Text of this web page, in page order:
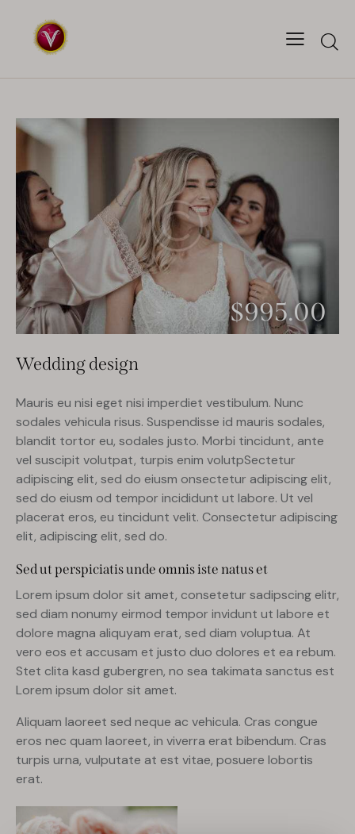
$995.00
Wedding design
Mauris eu nisi eget nisi imperdiet vestibulum. Nunc
sodales vehicula risus. Suspendisse id mauris sodales,
blandit tortor eu, sodales justo. Morbi tincidunt, ante
vel suscipit volutpat, turpis enim volutpSectetur
adipiscing elit, sed do eiusm onsectetur adipiscing elit,
sed do eiusm od tempor incididunt ut labore. Ut vel
placerat eros, eu tincidunt velit. Consectetur adipiscing
elit, adipiscing elit, sed do.
Sed ut perspiciatis unde omnis iste natus et
Lorem ipsum dolor sit amet, consetetur sadipscing elitr,
sed diam nonumy eirmod tempor invidunt ut labore et
dolore magna aliquyam erat, sed diam voluptua. At
vero eos et accusam et justo duo dolores et ea rebum.
Stet clita kasd gubergren, no sea takimata sanctus est
Lorem ipsum dolor sit amet.
Aliquam laoreet sed neque ac vehicula. Cras congue
eros nec quam laoreet, in viverra erat bibendum. Cras
turpis urna, vulputate at est vitae, posuere lobortis
erat.